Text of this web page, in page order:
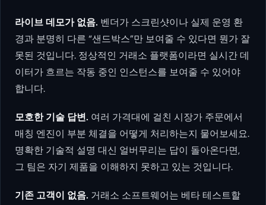
라이브 데모가 없음. 벤더가 스크린샷이나 실제 운영 환
경과 분명히 다른 “샌드박스”만 보여줄 수 있다면 뭔가 잘
못된 것입니다. 정상적인 거래소 플랫폼이라면 실시간 데
이터가 흐르는 작동 중인 인스턴스를 보여줄 수 있어야
합니다.
모호한 기술 답변. 여러 가격대에 걸친 시장가 주문에서
매칭 엔진이 부분 체결을 어떻게 처리하는지 물어보세요.
명확한 기술적 설명 대신 얼버무리는 답이 돌아온다면,
그 팀은 자기 제품을 이해하지 못하고 있는 것입니다.
기존 고객이 없음. 거래소 소프트웨어는 베타 테스트할